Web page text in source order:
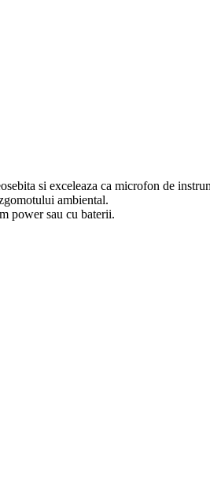
si exceleaza ca microfon de
ambiental.
power sau cu baterii.